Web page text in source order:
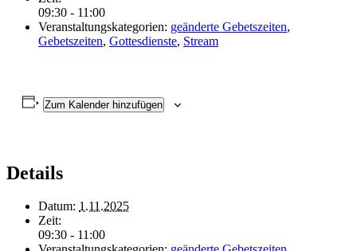
09:30 - 11:00
Veranstaltungskategorien: geänderte Gebetszeiten,
Gebetszeiten, Gottesdienste, Stream
Zum Kalender hinzufügen
Details
Datum: 1.11.2025
Zeit:
09:30 - 11:00